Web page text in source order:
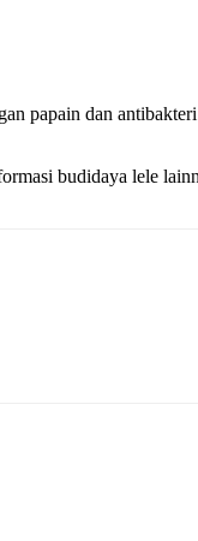
papain dan
budidaya lele